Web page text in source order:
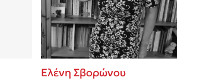
Ελένη Σβορώνου